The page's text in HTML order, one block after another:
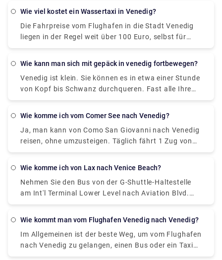
Wie viel kostet ein Wassertaxi in Venedig?
Die Fahrpreise vom Flughafen in die Stadt Venedig
liegen in der Regel weit über 100 Euro, selbst für
kurze Strecken innerhalb Venedigs muss man
in den letzten Jahren stark gestiegen. Es gibt auch
einen Nachtzuschlag, normalerweise etwa 20 Euro.
wie kann man sich mit gepäck in venedig fortbewegen?
Venedig ist klein. Sie können es in etwa einer Stunde
von Kopf bis Schwanz durchqueren. Fast alle Ihre
Sehenswürdigkeiten erreichen Sie innerhalb von 20
Wie komme ich vom Comer See nach Venedig?
Ja, man kann von Como San Giovanni nach Venedig
reisen, ohne umzusteigen. Täglich fährt 1 Zug von
Como San Giovanni nach Venedig.
Wie komme ich von Lax nach Venice Beach?
Nehmen Sie den Bus von der G-Shuttle-Haltestelle
am Int'l Terminal Lower Level nach Aviation Blvd.
Station der Grünen Linie. Nehmen Sie den Bus der
Colorado Fs. Nehmen Sie den Bus der Linie 1 von
4Th Sb & Santa Monica Place nach Main Sb & Venice
Way Ns.
Wie kommt man vom Flughafen Venedig nach Venedig?
Im Allgemeinen ist der beste Weg, um vom Flughafen
nach Venedig zu gelangen, einen Bus oder ein Taxi
vom Flughafen zum Piazzale Roma zu nehmen und